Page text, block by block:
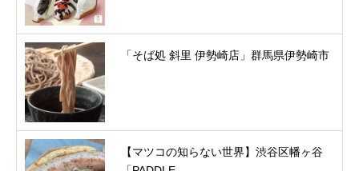
「そば処 斜里 伊勢崎店」群馬県伊勢崎市
【マツコの知らない世界】渋谷区幡ヶ谷